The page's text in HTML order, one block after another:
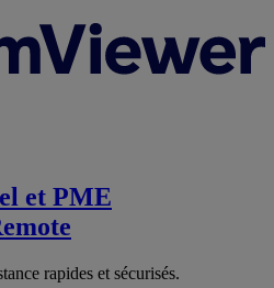
et PME
rapides et sécurisés.